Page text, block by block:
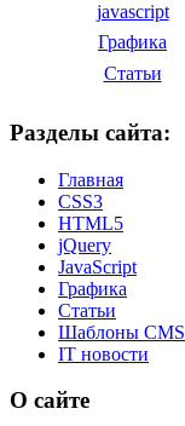
javascript
Графика
Статьи
Разделы сайта:
Главная
CSS3
HTML5
jQuery
JavaScript
Графика
Статьи
Шаблоны CMS
IT новости
О сайте